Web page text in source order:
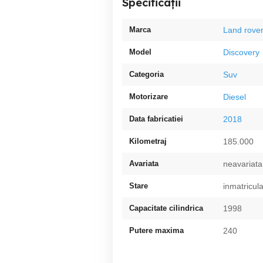
Marca Land rover
Model Discovery
Categoria Suv
Motorizare Diesel
Data fabricatiei 2018
Kilometraj 185.000
Avariata neavariata
Stare
Capacitate cilindrica 1998
Putere maxima 240